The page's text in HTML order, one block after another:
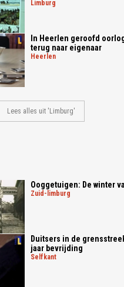
limburg
In Heerlen geroofd
terug naar eigenaar
heerlen
Lees alles uit 'Limburg'
Ooggetuigen: De winter
zuid-limburg
Duitsers in de
jaar bevrijding
selfkant